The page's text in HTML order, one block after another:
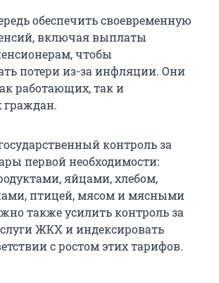
обеспечить своевременную
включая выплаты
чтобы
потери из-за инфляции. Они
работающих, так и
контроль за
первой необходимости:
яйцами, хлебом,
птицей, мясом и мясными
также усилить контроль за
ЖКХ и индексировать
с ростом этих тарифов.